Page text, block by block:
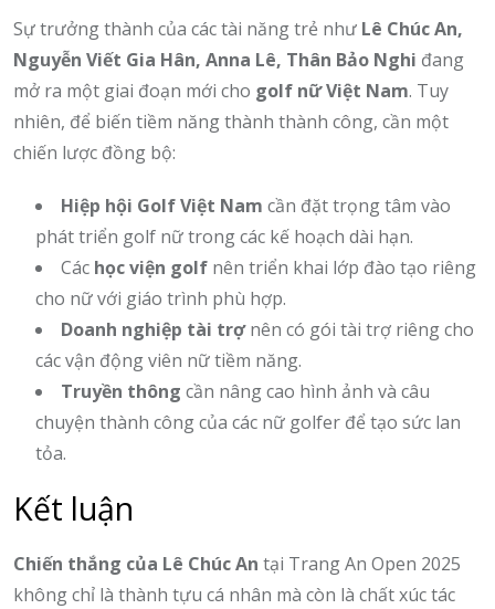
Sự trưởng thành của các tài năng trẻ như Lê Chúc An,
Nguyễn Viết Gia Hân, Anna Lê, Thân Bảo Nghi đang
mở ra một giai đoạn mới cho golf nữ Việt Nam. Tuy
nhiên, để biến tiềm năng thành thành công, cần một
chiến lược đồng bộ:
Hiệp hội Golf Việt Nam cần đặt trọng tâm vào
phát triển golf nữ trong các kế hoạch dài hạn.
Các học viện golf nên triển khai lớp đào tạo riêng
cho nữ với giáo trình phù hợp.
Doanh nghiệp tài trợnên có gói tài trợ riêng cho
các vận động viên nữ tiềm năng.
Truyền thông cần nâng cao hình ảnh và câu
chuyện thành công của các nữ golfer để tạo sức lan
tỏa.
Kết luận
Chiến thắng của Lê Chúc An tại Trang An Open 2025
không chỉ là thành tựu cá nhân mà còn là chất xúc tác